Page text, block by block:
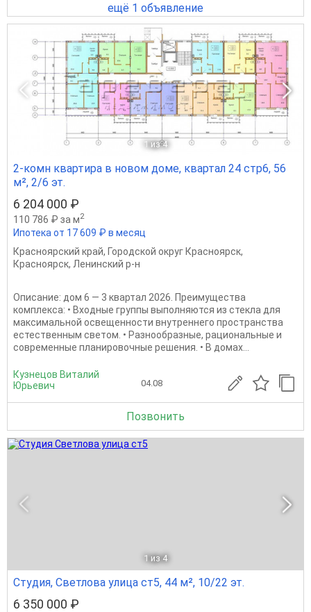
ещё 1 объявление
1 из 4
2-комн квартира в новом доме, квартал 24 стр6, 56
м², 2/6 эт.
6 204 000 ₽
110 786 ₽ за м2
Ипотека от 17 609 ₽ в месяц
Красноярский край, Городской округ Красноярск,
Красноярск, Ленинский р-н
Описание: дом 6 — 3 квартал 2026. Преимущества
комплекса: • Входные группы выполняются из стекла для
максимальной освещенности внутреннего пространства
естественным светом. • Разнообразные, рациональные и
современные планировочные решения. • В домах...
Кузнецов Виталий
Юрьевич
04.08
Позвонить
1 из 4
Студия, Светлова улица ст5, 44 м², 10/22 эт.
6 350 000 ₽